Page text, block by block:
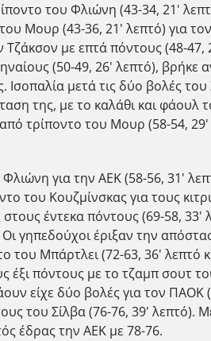
του Φλιώνη (43-34, 21'
Μουρ (43-36, 21' λεπτό) για
Τζάκσον με επτά πόντους (48-
(50-49, 26' λεπτό), βρήκε
Ισοπαλία μετά τις δύο βολές
της, με το καλάθι και φάουλ
τρίποντο του Μουρ (58-54,
για την ΑΕΚ (58-56, 31'
του Κουζμίνσκας για τους
έντεκα πόντους (69-58,
γηπεδούχοι έριξαν την
του Μπάρτλει (72-63, 36' λεπτό
έξι πόντους με το τζαμπ σουτ
είχε δύο βολές για τον ΠΑΟΚ
του Σίλβα (76-76, 39' λεπτό).
έδρας την ΑΕΚ με 78-76.